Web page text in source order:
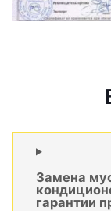
Замена
гарантии